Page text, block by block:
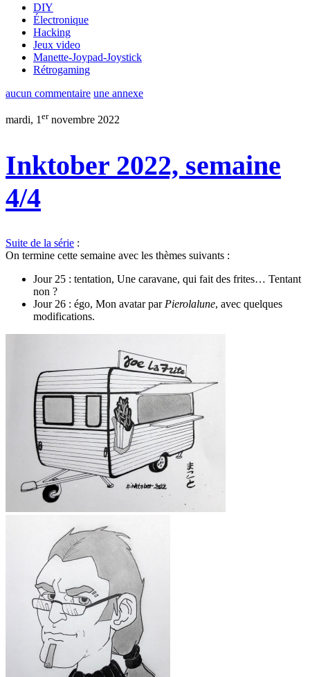
DIY
Électronique
Hacking
Jeux video
Manette-Joypad-Joystick
Rétrogaming
aucun commentaire une annexe
mardi, 1 ernovembre 2022
Inktober 2022, semaine
4/4
Suite de la série :
On termine cette semaine avec les thèmes suivants :
Jour 25 : tentation, Une caravane, qui fait des frites… Tentant
non ?
Jour 26 : égo, Mon avatar par Pierolalune, avec quelques
modifications.